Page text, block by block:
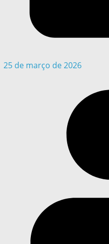
25 de março de 2026